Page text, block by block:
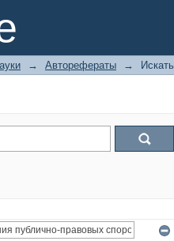
→ Авторефераты → Искать